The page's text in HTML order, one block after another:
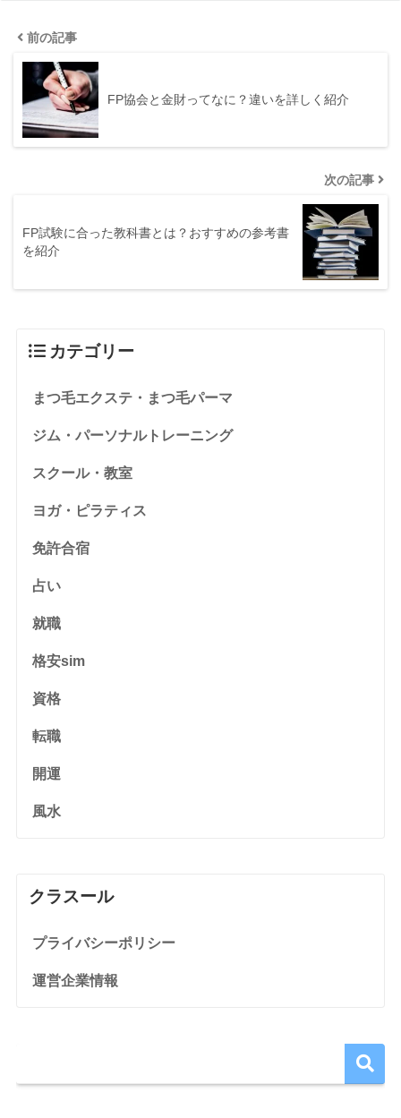
前の記事
FP協会と金財ってなに？違いを詳しく紹介
次の記事
FP試験に合った教科書とは？おすすめの参考書
を紹介
カテゴリー
まつ毛エクステ・まつ毛パーマ
ジム・パーソナルトレーニング
スクール・教室
ヨガ・ピラティス
免許合宿
占い
就職
格安sim
資格
転職
開運
風水
クラスール
プライバシーポリシー
運営企業情報